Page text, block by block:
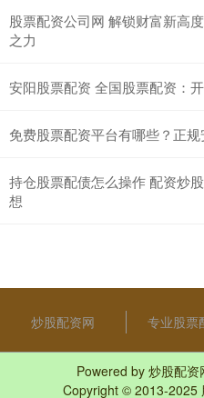
股票配资公司网 解锁财富新高
之力
安阳股票配资 全国股票配资：
免费股票配资平台有哪些？正
持仓股票配债怎么操作 配资炒
想
炒股配资网 专业股票
Powered by 炒股配资
Copyright © 2013-2025